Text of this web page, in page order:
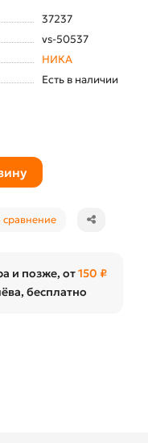
37237
vs-50537
НИКА
Есть в наличии
сравнение
и позже, от150 ₽
бесплатно